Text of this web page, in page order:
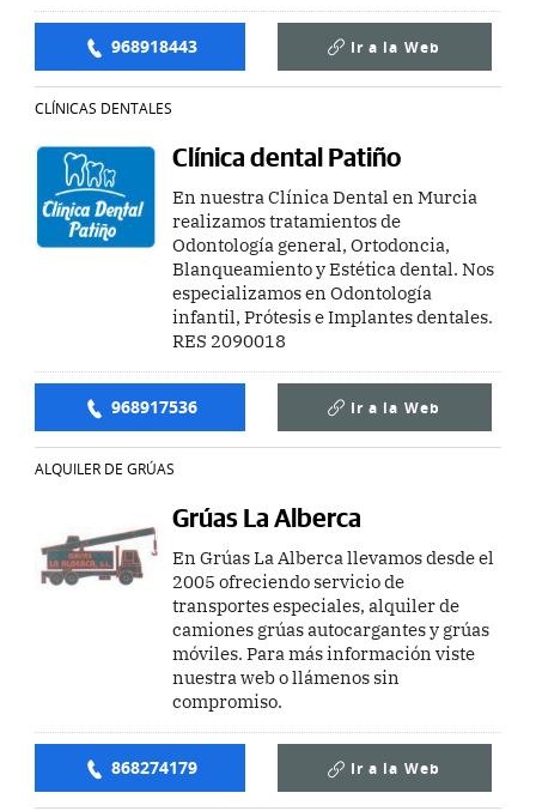
968918443 Ir a la Web
CLÍNICAS DENTALES
Clínica dental Patiño
En nuestra Clínica Dental en Murcia
realizamos tratamientos de
Odontología general, Ortodoncia,
Blanqueamiento y Estética dental. Nos
especializamos en Odontología
infantil, Prótesis e Implantes dentales.
RES 2090018
968917536 Ir a la Web
ALQUILER DE GRÚAS
Grúas La Alberca
En Grúas La Alberca llevamos desde el
2005 ofreciendo servicio de
transportes especiales, alquiler de
camiones grúas autocargantes y grúas
móviles. Para más información viste
nuestra web o llámenos sin
compromiso.
868274179 Ir a la Web